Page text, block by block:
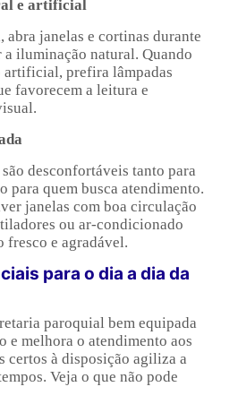
e artificial
abra janelas e cortinas durante
iluminação natural. Quando
prefira lâmpadas
favorecem a leitura e
desconfortáveis tanto para
para quem busca atendimento.
janelas com boa circulação
ou ar-condicionado
fresco e agradável.
para o dia a dia da
paroquial bem equipada
e melhora o atendimento aos
certos à disposição agiliza a
Veja o que não pode